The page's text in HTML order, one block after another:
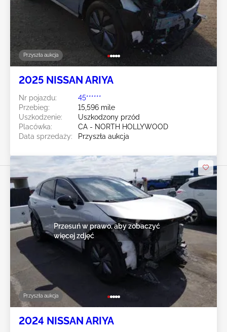
Przyszła aukcja
2025 NISSAN ARIYA
Nr pojazdu:
45******
Przebieg:
15,596 mile
Uszkodzenie:
Uszkodzony przód
Placówka:
CA - NORTH HOLLYWOOD
Data sprzedaży:
Przyszła aukcja
Przyszła aukcja
Przesuń w prawo, aby zobaczyć
więcej zdjęć
2024 NISSAN ARIYA